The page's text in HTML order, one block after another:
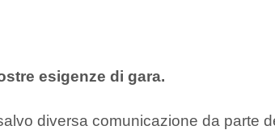
esigenze di gara.
diversa comunicazione da parte